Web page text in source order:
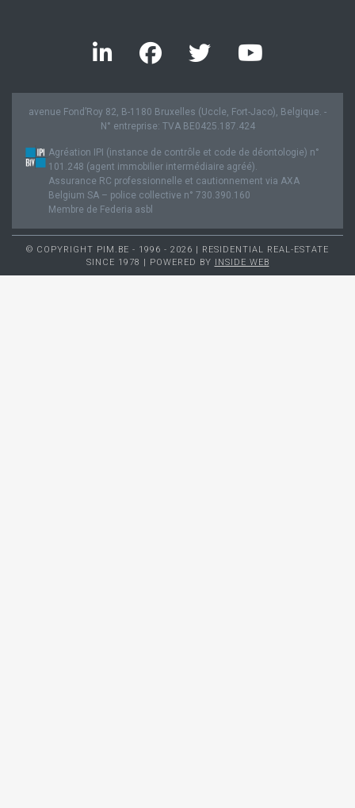
avenue Fond’Roy 82, B-1180 Bruxelles (Uccle, Fort-Jaco), Belgique. -
N° entreprise: TVA BE0425.187.424
Agréation IPI (instance de contrôle et code de déontologie) n°
101.248 (agent immobilier intermédiaire agréé).
Assurance RC professionnelle et cautionnement via AXA
Belgium SA – police collective n° 730.390.160
Membre de Federia asbl
© COPYRIGHT PIM.BE - 1996 - 2026 | RESIDENTIAL REAL-ESTATE
SINCE 1978 | POWERED BY INSIDE WEB